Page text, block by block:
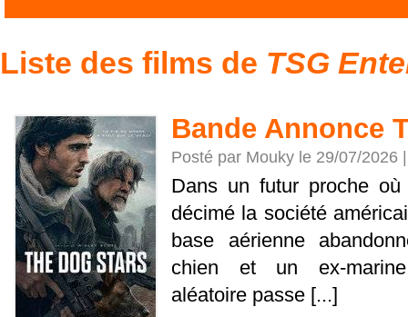
Liste des films de TSG
Bande Annonce
Posté par Mouky le 29/07/2026
Dans un futur proche
décimé la société
base aérienne
chien et un ex-
aléatoire passe [...]